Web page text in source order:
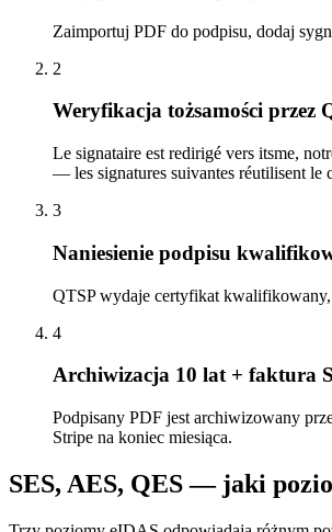
Zaimportuj PDF do podpisu, dodaj
2
Weryfikacja tożsamości przez
Le signataire est redirigé vers itsme,
— les signatures suivantes réutilisent le
3
Naniesienie podpisu
QTSP wydaje certyfikat
4
Archiwizacja 10 lat + faktura
Podpisany PDF jest archiwizowany
Stripe na koniec miesiąca.
SES, AES, QES — jaki